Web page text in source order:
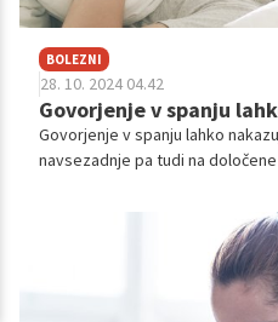
BOLEZNI
28. 10. 2024 04.42
Govorjenje v spanju
Govorjenje v spanju lahko
navsezadnje pa tudi na
lahko pa je znak zdravstvenih